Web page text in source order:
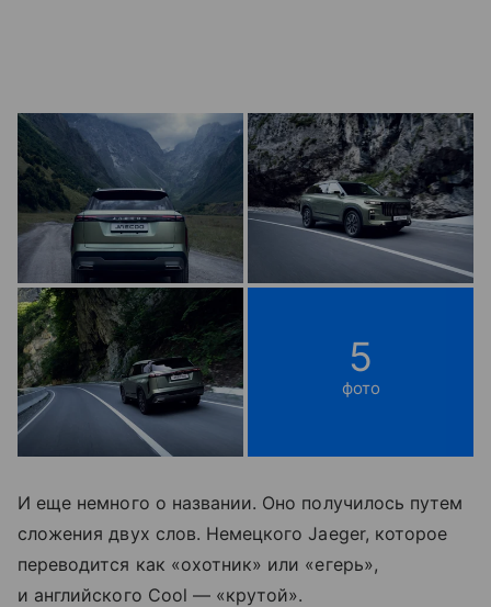
5
фото
И еще немного о названии. Оно получилось путем
сложения двух слов. Немецкого Jaeger, которое
переводится как «охотник» или «егерь»,
и английского Cool — «крутой».